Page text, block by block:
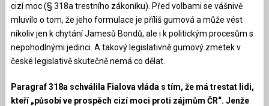
cizí moc (§ 318a trestního zákoníku). Před volbami se vášnivě
mluvilo o tom, že jeho formulace je příliš gumová a může vést
nikoliv jen k chytání Jamesů Bondů, ale i k politickým procesům s
nepohodlnými jedinci. A takový legislativně gumový zmetek v
české legislativě skutečně nemá co dělat.
Paragraf 318a schválila Fialova vláda s tím, že má trestat lidi,
kteří „působí ve prospěch cizí moci proti zájmům ČR“. Jenže